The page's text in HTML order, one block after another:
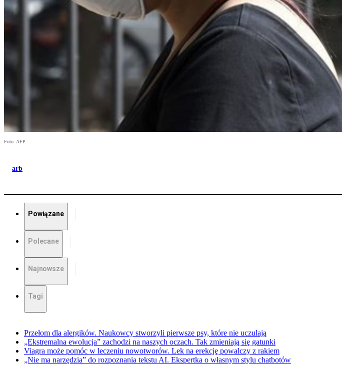
Foto: AFP
arb
Powiązane
Polecane
Najnowsze
Tagi
Przełom dla alergików. Naukowcy stworzyli pierwsze psy, które nie uczulają
„Ekstremalna ewolucja” zachodzi na naszych oczach. Tak zmieniają się gatunki
Viagra może pomóc w leczeniu nowotworów. Lek na erekcję powalczy z rakiem
„Nie ma narzędzia” do rozpoznania tekstu AI. Ekspertka o własnym stylu chatbotów